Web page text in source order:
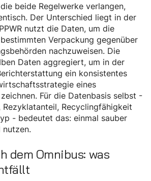
beide Regelwerke verlangen,
Der Unterschied liegt in der
nutzt die Daten, um die
Verpackung gegenüber
nachzuweisen. Die
Daten aggregiert, um in der
ein konsistentes
eines
Für die Datenbasis selbst -
Recyclingfähigkeit
- bedeutet das: einmal sauber
dem Omnibus: was